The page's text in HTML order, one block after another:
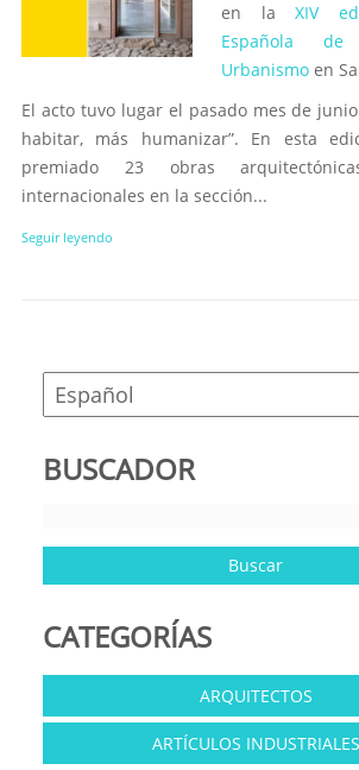
en laXIV
Española
Urbanismoen
El acto tuvo lugar el pasado mes de
habitar, más humanizar”. En esta
premiado 23 obras
internacionales en la sección...
Seguir leyendo
BUSCADOR
CATEGORÍAS
ARQUITECTOS
ARTÍCULOS INDUSTRIALES